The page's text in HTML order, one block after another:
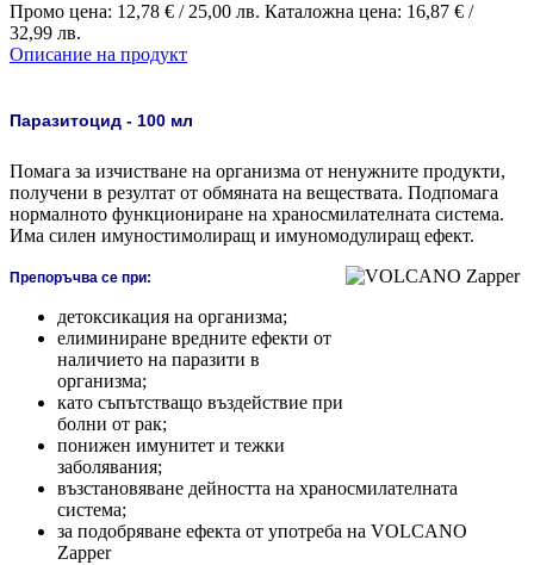
Промо цена: 12,78 € / 25,00 лв. Каталожна цена: 16,87 € /
32,99 лв.
Описание на продукт
Паразитоцид - 100 мл
Помага за изчистване на организма от ненужните продукти,
получени в резултат от обмяната на веществата. Подпомага
нормалното функциониране на храносмилателната система.
Има силен имуностимолиращ и имуномодулиращ ефект.
Препоръчва се при:
детоксикация на организма;
елиминиране вредните ефекти от
наличието на паразити в
организма;
като съпътстващо въздействие при
болни от рак;
понижен имунитет и тежки
заболявания;
възстановяване дейността на храносмилателната
система;
за подобряване ефекта от употреба на VOLCANO
Zapper